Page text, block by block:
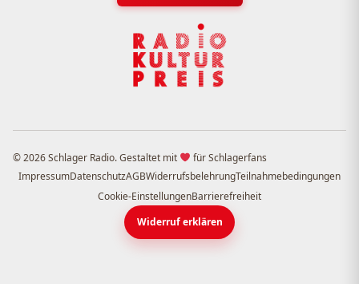
© 2026 Schlager Radio. Gestaltet mit
für Schlagerfans
ImpressumDatenschutzAGBWiderrufsbelehrungTeilnahmebedingungen
Cookie-EinstellungenBarrierefreiheit
Widerruf erklären